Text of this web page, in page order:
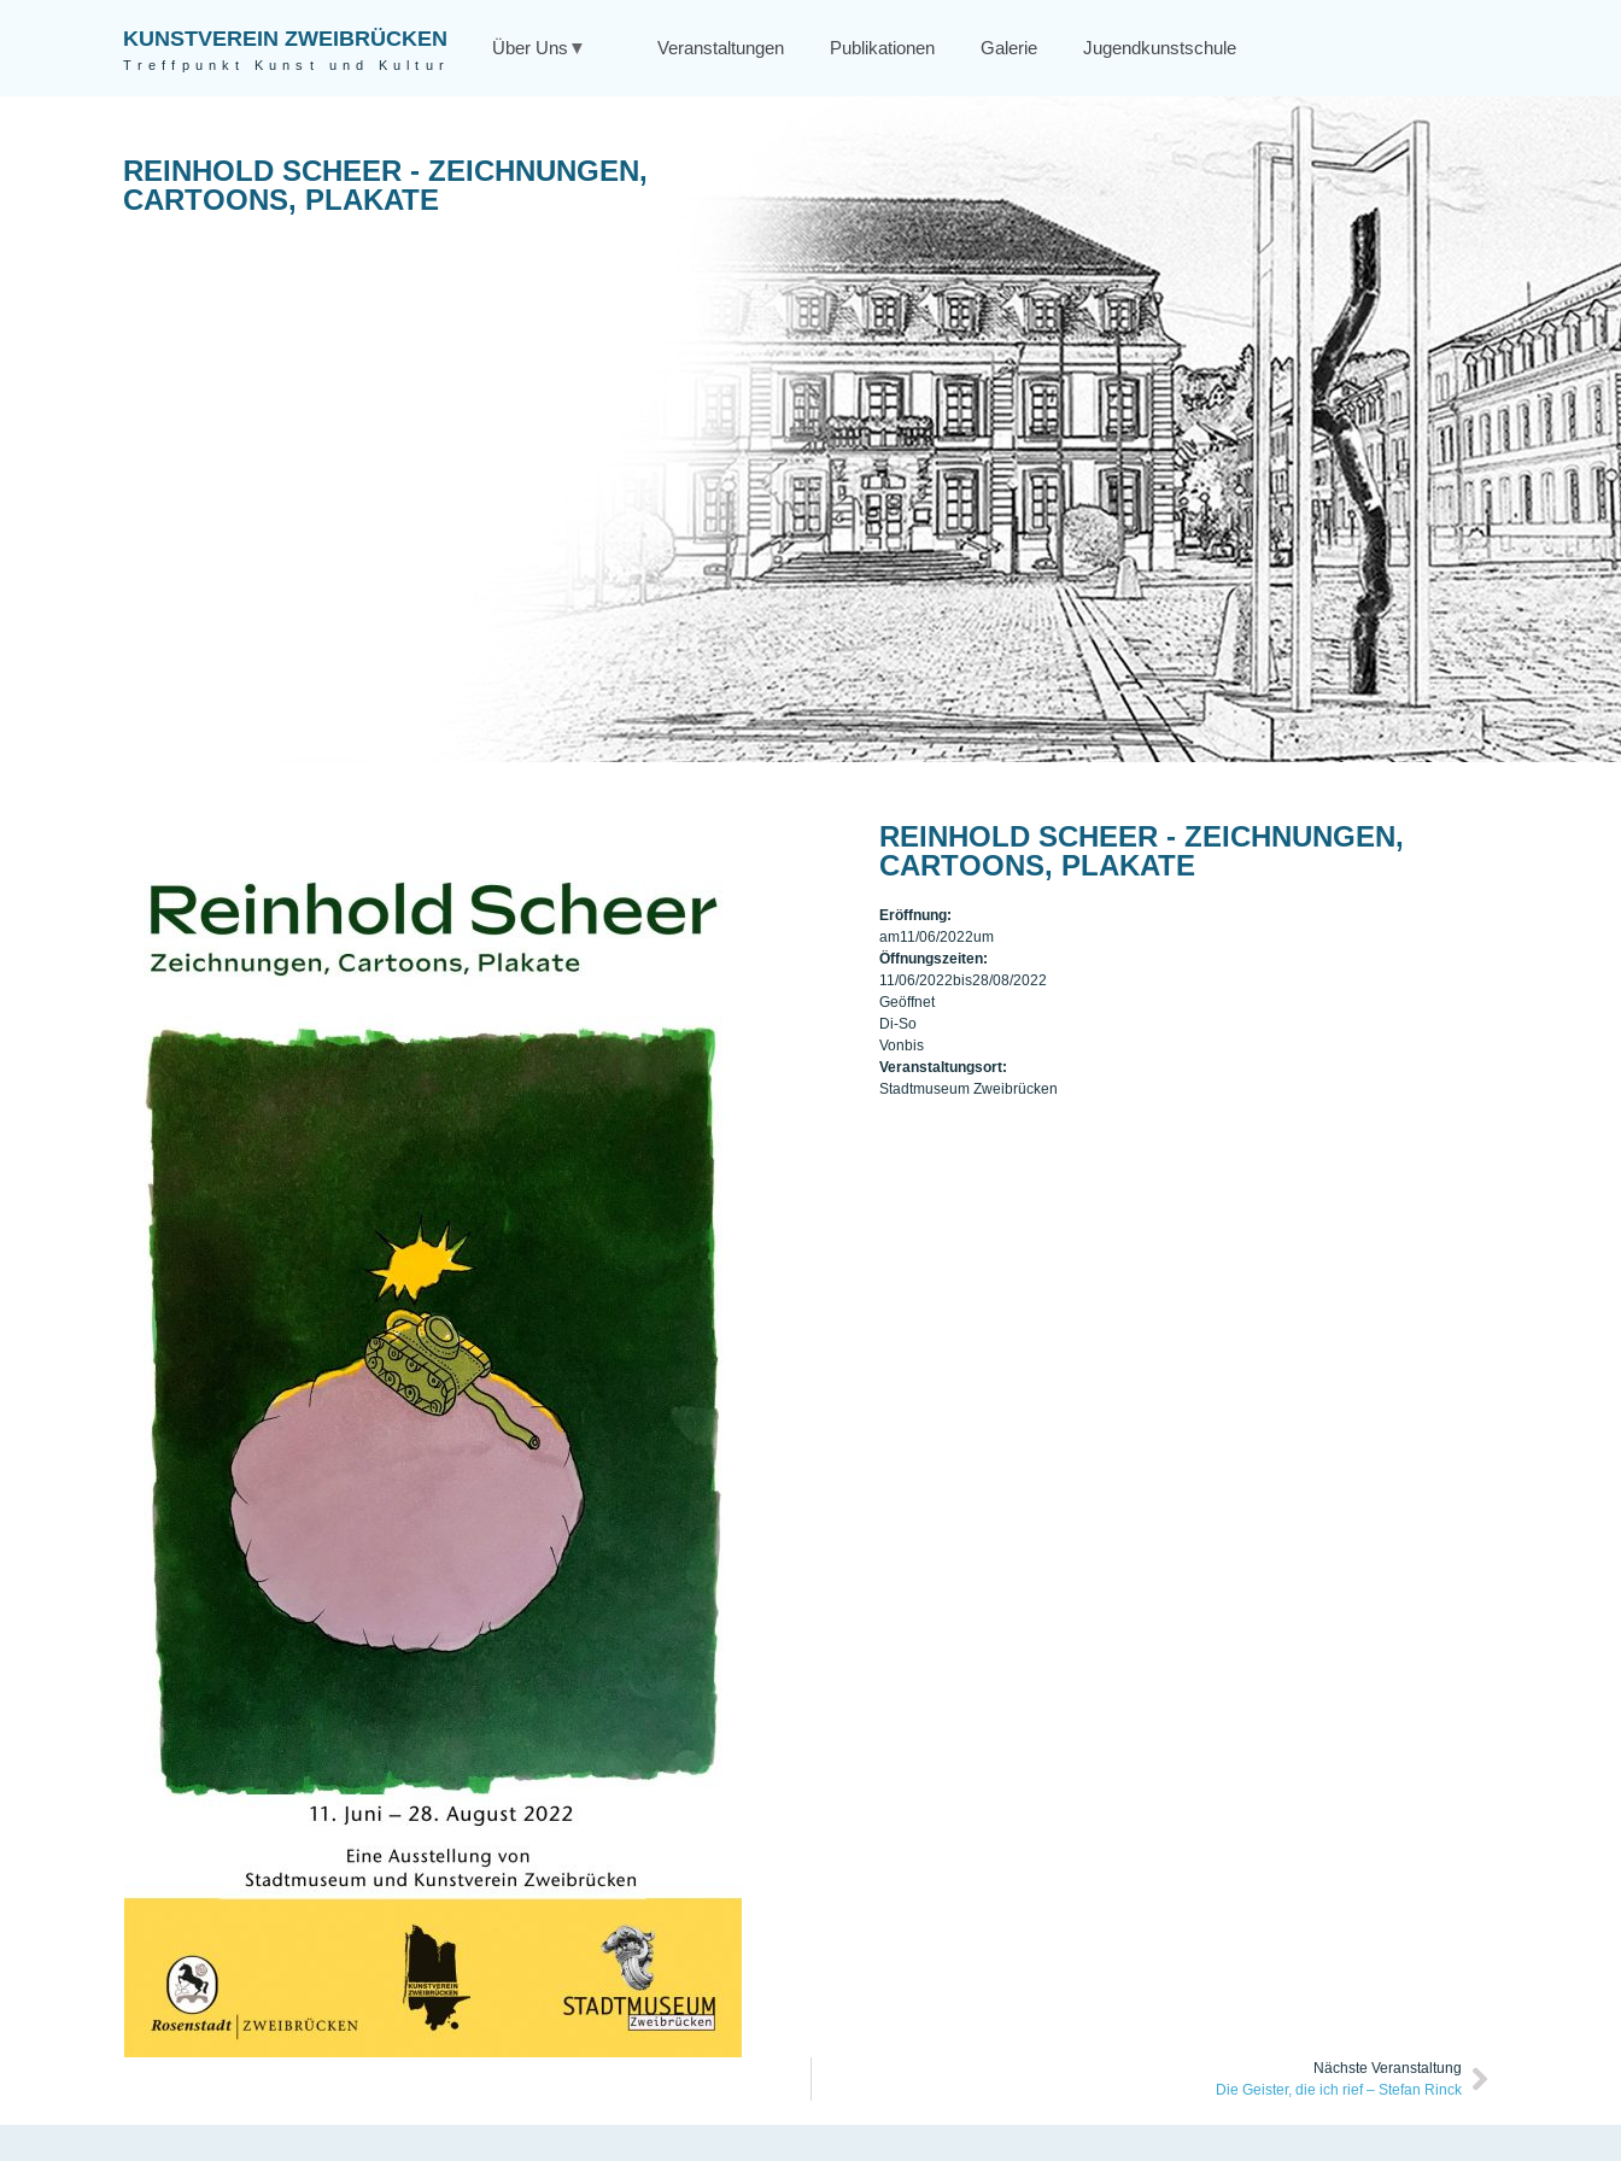
KUNSTVEREIN ZWEIBRÜCKEN
Treffpunkt Kunst und Kultur
Über Uns Veranstaltungen Publikationen Galerie Jugendkunstschule
REINHOLD SCHEER - ZEICHNUNGEN,
CARTOONS, PLAKATE
REINHOLD SCHEER - ZEICHNUNGEN,
CARTOONS, PLAKATE
Eröffnung:
am11/06/2022um
Öffnungszeiten:
11/06/2022bis28/08/2022
Geöffnet
Di-So
Vonbis
Veranstaltungsort:
Stadtmuseum Zweibrücken
Nächste Veranstaltung
Die Geister, die ich rief – Stefan Rinck